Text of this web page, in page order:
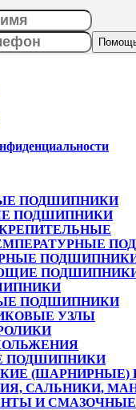
ПОДШИПНИКИ
ПОДШИПНИКИ
ПОДШИПНИКИ
УЗЛЫ
ПОДШИПНИКИ
САЛЬНИКИ,
И